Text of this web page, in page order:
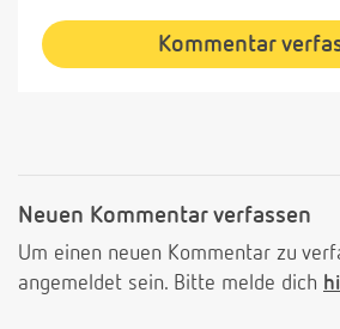
Kommentar
Neuen Kommentar verfassen
Um einen neuen Kommentar zu
angemeldet sein. Bitte melde dich